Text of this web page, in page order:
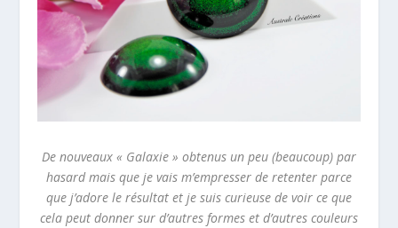
De nouveaux « Galaxie » obtenus un peu (beaucoup) par
hasard mais que je vais m’empresser de retenter parce
que j’adore le résultat et je suis curieuse de voir ce que
cela peut donner sur d’autres formes et d’autres couleurs